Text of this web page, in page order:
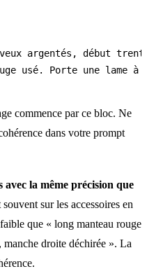
argentés, début
commence par ce bloc. Ne
dans votre prompt
avec la même précision que
sur les accessoires en
que « long manteau rouge
droite déchirée ». La